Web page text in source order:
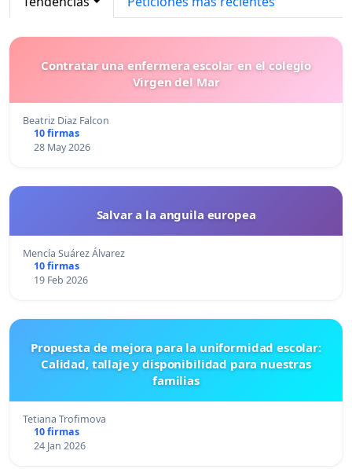
Contratar una enfermera escolar en el colegio
Virgen del Mar
Beatriz Diaz Falcon
10 firmas
28 May 2026
Salvar a la anguila europea
Mencía Suárez Álvarez
10 firmas
19 Feb 2026
Propuesta de mejora para la uniformidad escolar:
Calidad, tallaje y disponibilidad para nuestras
familias
Tetiana Trofimova
10 firmas
24 Jan 2026